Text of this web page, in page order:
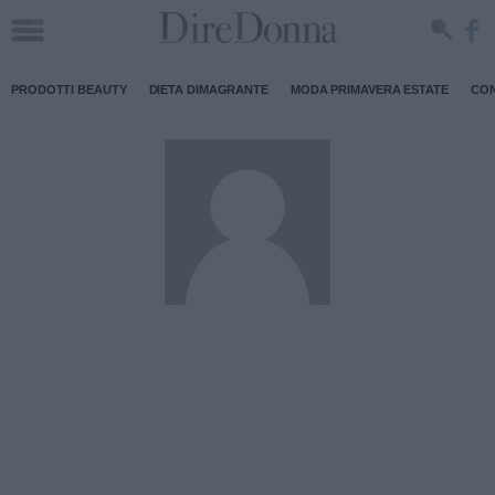
PRODOTTI BEAUTY DIETA DIMAGRANTE MODA PRIMAVERA ESTATE